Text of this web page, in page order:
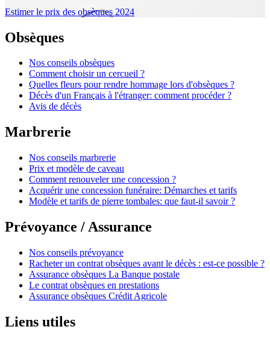
Estimer le prix des obsèques 2024
Obsèques
Nos conseils obsèques
Comment choisir un cercueil ?
Quelles fleurs pour rendre hommage lors d'obsèques ?
Décès d'un Français à l'étranger: comment procéder ?
Avis de décès
Marbrerie
Nos conseils marbrerie
Prix et modèle de caveau
Comment renouveler une concession ?
Acquérir une concession funéraire: Démarches et tarifs
Modèle et tarifs de pierre tombales: que faut-il savoir ?
Prévoyance / Assurance
Nos conseils prévoyance
Racheter un contrat obsèques avant le décès : est-ce possible ?
Assurance obsèques La Banque postale
Le contrat obsèques en prestations
Assurance obsèques Crédit Agricole
Liens utiles